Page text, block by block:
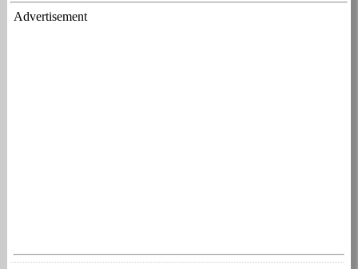
Advertisement